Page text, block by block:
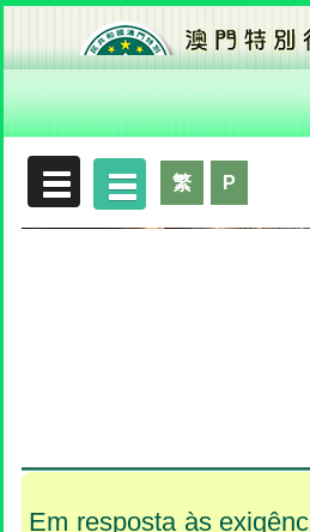
繁 P
Em resposta às